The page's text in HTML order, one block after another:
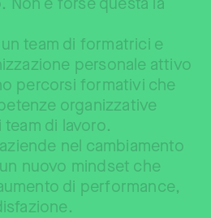
team di formatrici e
personale attivo
percorsi formativi che
organizzative
di lavoro.
nel cambiamento
nuovo mindset che
di performance,